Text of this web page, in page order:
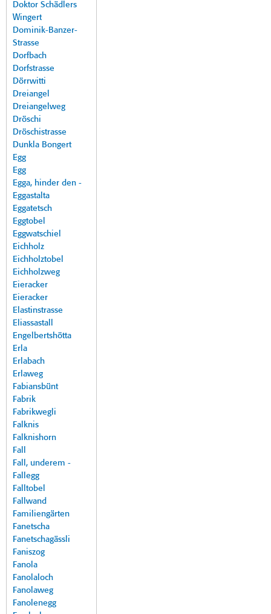
Doktor Schädlers
Wingert
Dominik-Banzer-
Strasse
Dorfbach
Dorfstrasse
Dörrwitti
Dreiangel
Dreiangelweg
Dröschi
Dröschistrasse
Dunkla Bongert
Egg
Egg
Egga, hinder den -
Eggastalta
Eggatetsch
Eggtobel
Eggwatschiel
Eichholz
Eichholztobel
Eichholzweg
Eieracker
Eieracker
Elastinstrasse
Eliassastall
Engelbertshötta
Erla
Erlabach
Erlaweg
Fabiansbünt
Fabrik
Fabrikwegli
Falknis
Falknishorn
Fall
Fall, underem -
Fallegg
Falltobel
Fallwand
Familiengärten
Fanetscha
Fanetschagässli
Faniszog
Fanola
Fanolaloch
Fanolaweg
Fanolenegg